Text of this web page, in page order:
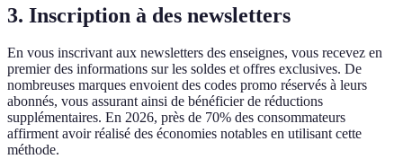
3. Inscription à des newsletters
En vous inscrivant aux newsletters des enseignes, vous recevez en
premier des informations sur les soldes et offres exclusives. De
nombreuses marques envoient des codes promo réservés à leurs
abonnés, vous assurant ainsi de bénéficier de réductions
supplémentaires. En 2026, près de 70% des consommateurs
affirment avoir réalisé des économies notables en utilisant cette
méthode.